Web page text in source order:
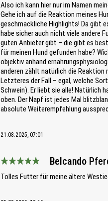
Also ich kann hier nur im Namen
Gehe ich auf die Reaktion meines
geschmackliche Highlights! Da gibt
habe sicher auch nicht viele andere
guten Anbieter gibt – die gibt es
für meinen Hund gefunden habe?
objektiv anhand
anderen zählt natürlich die Reaktion
Letzteres der Fall – egal, welche
Schwein). Er liebt sie alle! Natürlich
oben. Der Napf ist jedes Mal
absolute Weiterempfehlung
21.08.2025, 07:01
Belcando
Tolles Futter für meine ältere